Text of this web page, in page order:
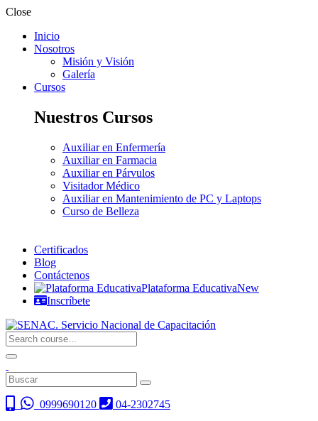
Close
Inicio
Nosotros
Misión y Visión
Galería
Cursos
Nuestros Cursos
Auxiliar en Enfermería
Auxiliar en Farmacia
Auxiliar en Párvulos
Visitador Médico
Auxiliar en Mantenimiento de PC y Laptops
Curso de Belleza
Certificados
Blog
Contáctenos
Plataforma EducativaNew
Inscríbete
0999690120
04-2302745